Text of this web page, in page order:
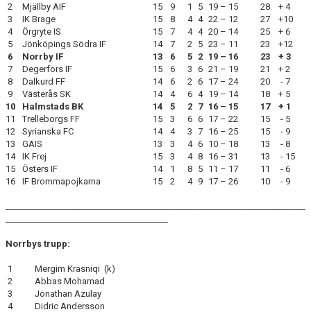
2
Mjällby AIF 15 9 1 5 19 – 15 28
+ 4
3
IK Brage 15 8 4 4 22 – 12 27
+10
4
Örgryte IS 15 7 4 4 20 – 14 25
+ 6
5
Jönköpings Södra IF 14 7 2 5 23 – 11 23
+12
6
Norrby IF 13 6 5 2 19 – 16 23
+ 3
7
Degerfors IF 15 6 3 6 21 – 19 21
+ 2
8
Dalkurd FF 14 6 2 6 17 – 24 20
- 7
9
Västerås SK 14 4 6 4 19 – 14 18
+ 5
10
Halmstads BK 14 5 2 7 16 – 15 17
+ 1
11
Trelleborgs FF 15 3 6 6 17 – 22 15
- 5
12
Syrianska FC 14 4 3 7 16 – 25 15
- 9
13
GAIS 13 3 4 6 10 – 18 13
- 8
14
IK Frej 15 3 4 8 16 – 31 13
- 15
15
Östers IF 14 1 8 5 11 – 17 11
- 6
16
IF Brommapojkarna 15 2 4 9 17 – 26 10 - 9
Norrbys trupp:
1
Mergim Krasniqi (k)
2
Abbas Mohamad
3
Jonathan Azulay
4
Didric Andersson